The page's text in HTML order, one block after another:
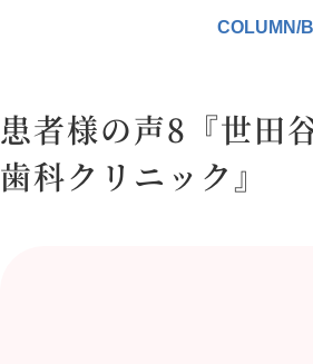
患者様の声8『世田
歯科クリニック』